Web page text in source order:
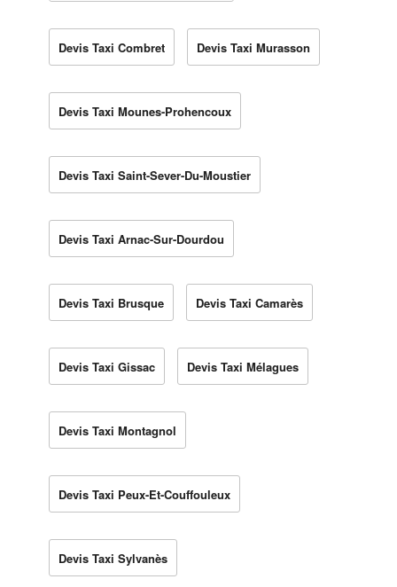
Devis Taxi Combret Devis Taxi Murasson
Devis Taxi Mounes-Prohencoux
Devis Taxi Saint-Sever-Du-Moustier
Devis Taxi Arnac-Sur-Dourdou
Devis Taxi Brusque Devis Taxi Camarès
Devis Taxi Gissac Devis Taxi Mélagues
Devis Taxi Montagnol
Devis Taxi Peux-Et-Couffouleux
Devis Taxi Sylvanès